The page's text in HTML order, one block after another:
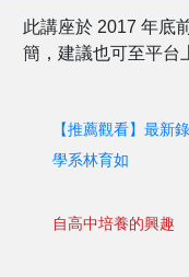
此講座於 2017 年底
簡，建議也可至平台
【推薦觀看】最新
學系林育如
自高中培養的興趣